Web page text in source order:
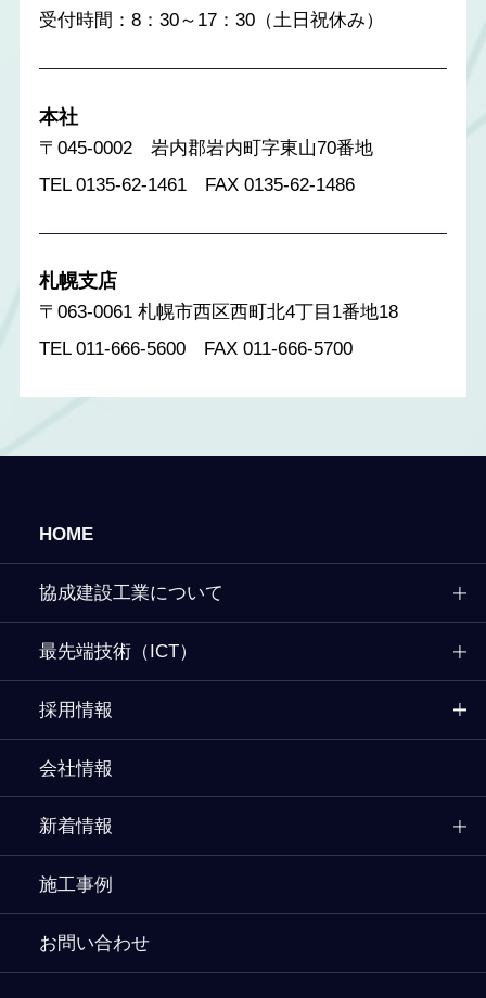
受付時間：8：30～17：30（土日祝休み）
本社
〒045-0002 岩内郡岩内町字東山70番地
TEL 0135-62-1461 FAX 0135-62-1486
札幌支店
〒063-0061 札幌市西区西町北4丁目1番地18
TEL 011-666-5600 FAX 011-666-5700
HOME
協成建設工業について
最先端技術（ICT）
採用情報
会社情報
新着情報
施工事例
お問い合わせ